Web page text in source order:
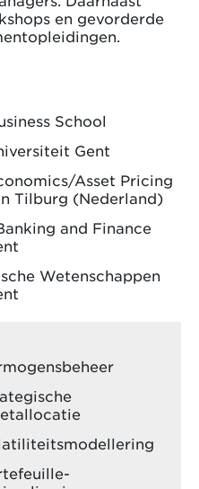
en gevorderde
School
Gent
Asset Pricing
Tilburg (Nederland)
and Finance
Wetenschappen